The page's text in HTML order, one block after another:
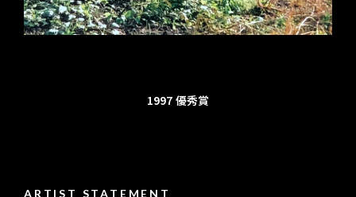
1997 優秀賞
ARTIST STATEMENT